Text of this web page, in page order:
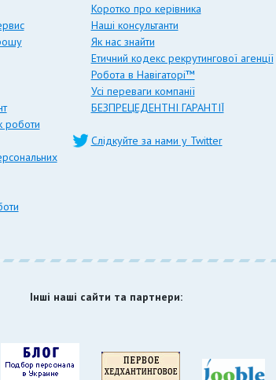
роботи
Коротко про керівника
Наші консультанти
Як нас знайти
Етичний кодекс рекрутингової агенції
Робота в Навігаторі™
Усі переваги компанії
БЕЗПРЕЦЕДЕНТНІ ГАРАНТІЇ
Слідкуйте за нами у Twitter
Інші наші сайти та партнери: